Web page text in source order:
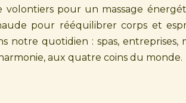
pour un massage
pour rééquilibrer corps et
notre quotidien : spas, entreprises,
aux quatre coins du monde.